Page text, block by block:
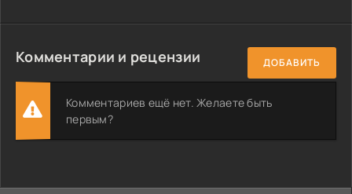
Комментарии и рецензии ДОБАВИТЬ
Комментариев ещё нет. Желаете быть
первым?